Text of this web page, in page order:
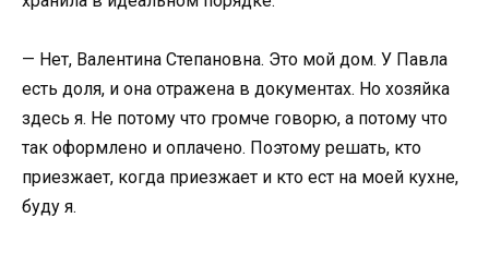
— Нет, Валентина Степановна. Это мой дом. У Павла
есть доля, и она отражена в документах. Но хозяйка
здесь я. Не потому что громче говорю, а потому что
так оформлено и оплачено. Поэтому решать, кто
приезжает, когда приезжает и кто ест на моей кухне,
буду я.